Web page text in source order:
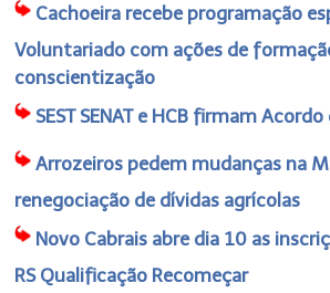
Cachoeira recebe programação
Voluntariado com ações de
conscientização
SEST SENAT e HCB firmam
Arrozeiros pedem mudanças na
renegociação de dívidas agrícolas
Novo Cabrais abre dia 10 as
RS Qualificação Recomeçar